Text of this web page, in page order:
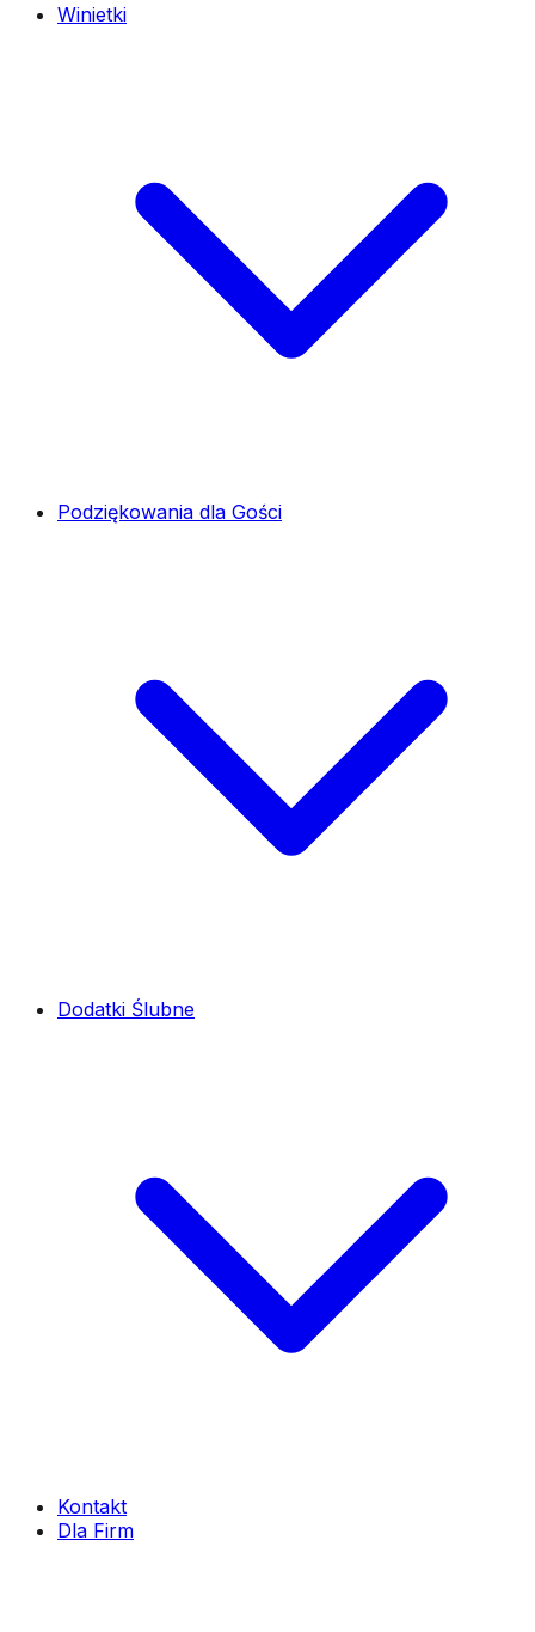
Winietki
Podziękowania dla Gości
Dodatki Ślubne
Kontakt
Dla Firm